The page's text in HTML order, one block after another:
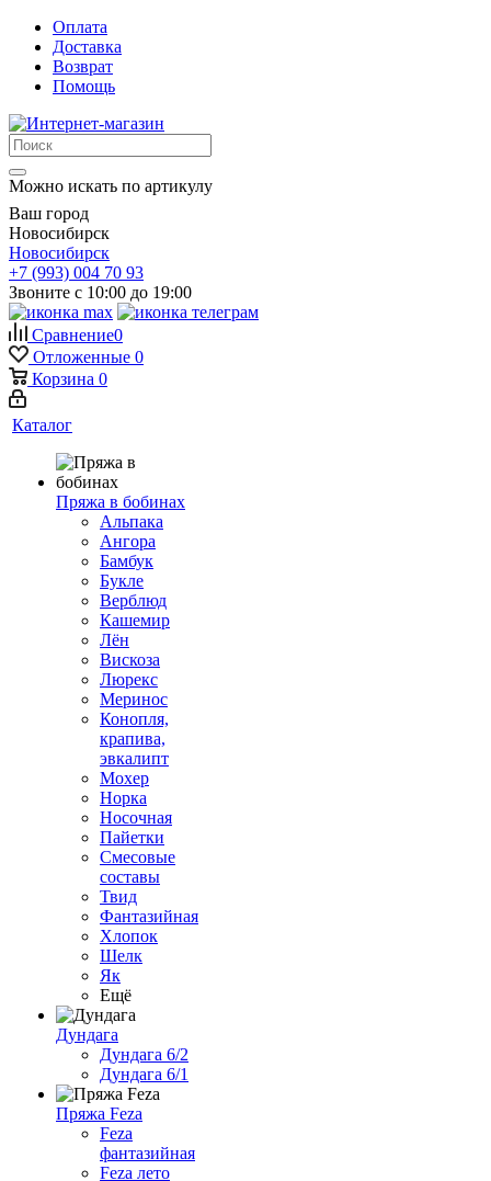
Оплата
Доставка
Возврат
Помощь
Можно искать по артикулу
Ваш город
Новосибирск
Новосибирск
+7 (993) 004 70 93
Звоните с 10:00 до 19:00
Сравнение0
Отложенные 0
Корзина 0
Каталог
Пряжа в бобинах
Альпака
Ангора
Бамбук
Букле
Верблюд
Кашемир
Лён
Вискоза
Люрекс
Меринос
Конопля,
крапива,
эвкалипт
Мохер
Норка
Носочная
Пайетки
Смесовые
составы
Твид
Фантазийная
Хлопок
Шелк
Як
Ещё
Дундага
Дундага 6/2
Дундага 6/1
Пряжа Feza
Feza
фантазийная
Feza лето